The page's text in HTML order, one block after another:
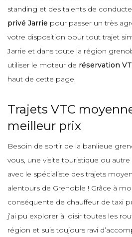
standing et des talents de
privé Jarrie pour passer un très
votre disposition pour tout trajet
Jarrie et dans toute la région
utiliser le moteur de réservation
haut de cette page.
Trajets VTC
meilleur prix
Besoin de sortir de la banlieue
vous, une visite touristique ou
avec le spécialiste des trajets
alentours de Grenoble ! Grâce à
conséquente de chauffeur de taxi
j’ai pu explorer à loisir toutes les
région et suis toujours ravi